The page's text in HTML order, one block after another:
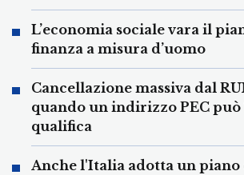
L’economia sociale vara il
finanza a misura d’uomo
Cancellazione massiva dal
quando un indirizzo PEC può
qualifica
Anche l'Italia adotta un piano